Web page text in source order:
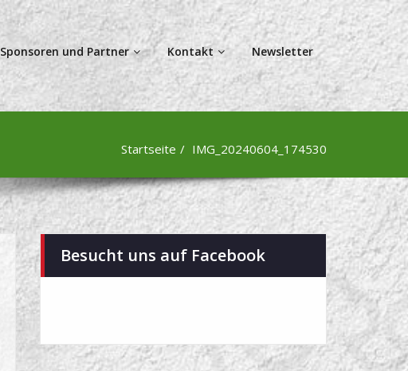
Sponsoren und Partner Kontakt Newsletter
Startseite IMG_20240604_174530
Besucht uns auf Facebook